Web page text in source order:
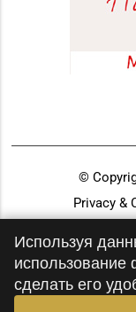
©
Privacy &
Используя
сделать его